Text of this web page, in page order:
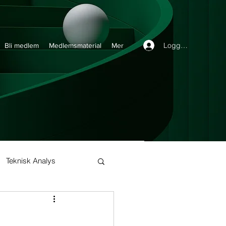
Teknisk Analys
Buy and Hold
Bli medlem Medlemsmaterial Mer Logga in